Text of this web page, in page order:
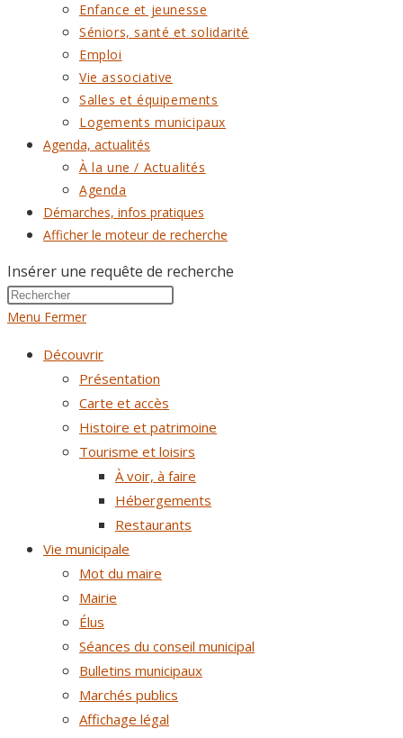
Enfance et jeunesse
Séniors, santé et solidarité
Emploi
Vie associative
Salles et équipements
Logements municipaux
Agenda, actualités
À la une / Actualités
Agenda
Démarches, infos pratiques
Afficher le moteur de recherche
Insérer une requête de recherche
Menu Fermer
Découvrir
Présentation
Carte et accès
Histoire et patrimoine
Tourisme et loisirs
À voir, à faire
Hébergements
Restaurants
Vie municipale
Mot du maire
Mairie
Élus
Séances du conseil municipal
Bulletins municipaux
Marchés publics
Affichage légal